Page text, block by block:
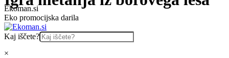
Skip
to
content
Ekoman.si
Eko promocijska darila
Kaj iščete?
×